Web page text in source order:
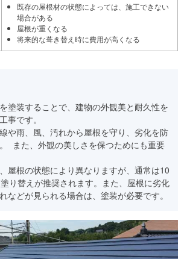
既存の屋根材の状態によっては、施工できない
場合がある
屋根が重くなる
将来的な葺き替え時に費用が高くなる
塗装することで、建物の外観美と耐久性を
事です。
や雨、風、汚れから屋根を守り、劣化を防
また、外観の美しさを保つためにも重要
屋根の状態により異なりますが、通常は10
り替えが推奨されます。また、屋根に劣化
などが見られる場合は、塗装が必要です。